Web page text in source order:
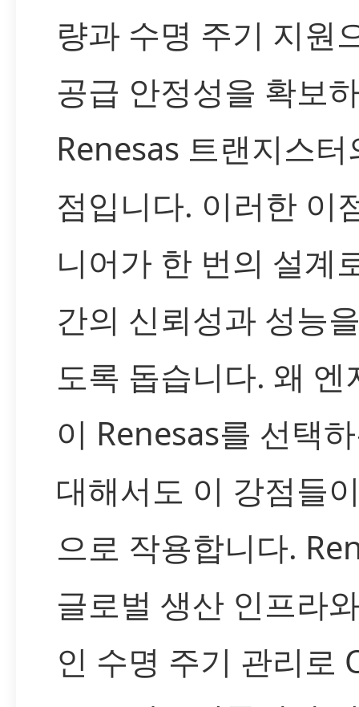
량과 수명 주기 지원
공급 안정성을 확보
Renesas 트랜지스
점입니다. 이러한 이
니어가 한 번의 설계
간의 신뢰성과 성능
도록 돕습니다. 왜 엔
이 Renesas를 선택
대해서도 이 강점들
으로 작용합니다.
글로벌 생산 인프라
인 수명 주기 관리로